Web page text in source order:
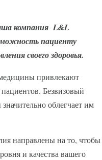
компанияL&L
пациенту
своего здоровья.
привлекают
Безвизовый
облегчает им
направлены на то, чтобы
и качества вашего